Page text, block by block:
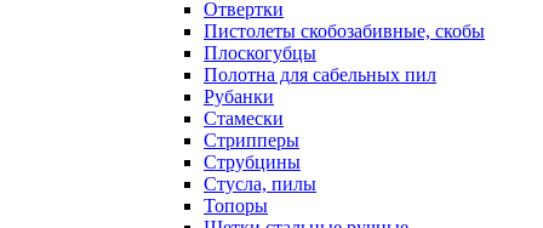
Отвертки
Пистолеты скобозабивные, скобы
Плоскогубцы
Полотна для сабельных пил
Рубанки
Стамески
Стрипперы
Струбцины
Стусла, пилы
Топоры